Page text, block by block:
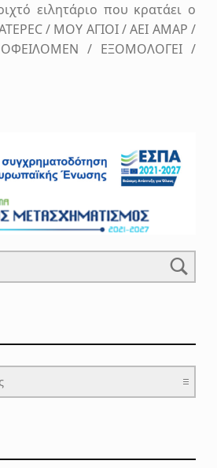
ΓΡΑΜΜΆΤΩΝ
ειλητάριο που κρατάει ο
/ ΜΟΥ ΑΓΙΟΙ / ΑΕΙ ΑΜΑΡ /
/ ΕΞΟΜΟΛΟΓΕΙ /